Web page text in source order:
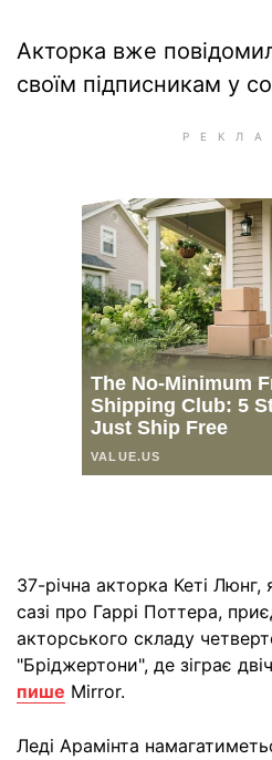
Акторка вже
своїм підписникам у
37-річна акторка Кеті Люнг,
сазі про Гаррі Поттера,
акторського складу
"Бріджертони", де зіграє
пише Mirror.
Леді Арамінта